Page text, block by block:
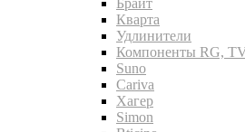
Брайт
Кварта
Удлинители
Компоненты RG,
Suno
Cariva
Хагер
Simon